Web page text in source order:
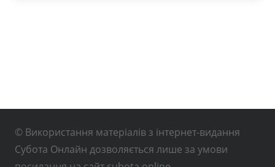
© Використання матеріалів з інтернет-видання
Субота Онлайн дозволяється лише за умови